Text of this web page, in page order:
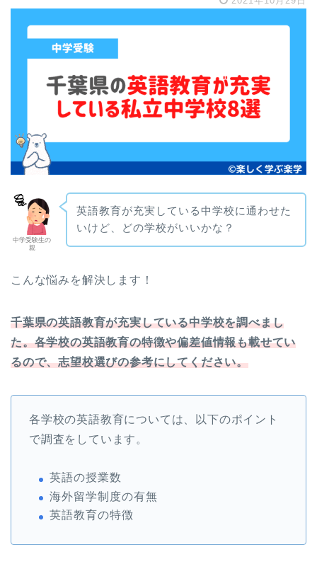
中学受験生の
親
英語教育が充実している中学校に通わせた
いけど、どの学校がいいかな？
こんな悩みを解決します！
千葉県の英語教育が充実している中学校を調べまし
た。各学校の英語教育の特徴や偏差値情報も載せてい
るので、志望校選びの参考にしてください。
各学校の英語教育については、以下のポイント
で調査をしています。
英語の授業数
海外留学制度の有無
英語教育の特徴